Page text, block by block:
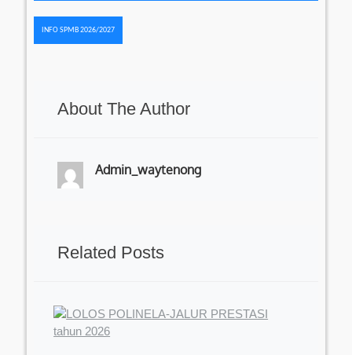
INFO SPMB 2026/2027
About The Author
Admin_waytenong
Related Posts